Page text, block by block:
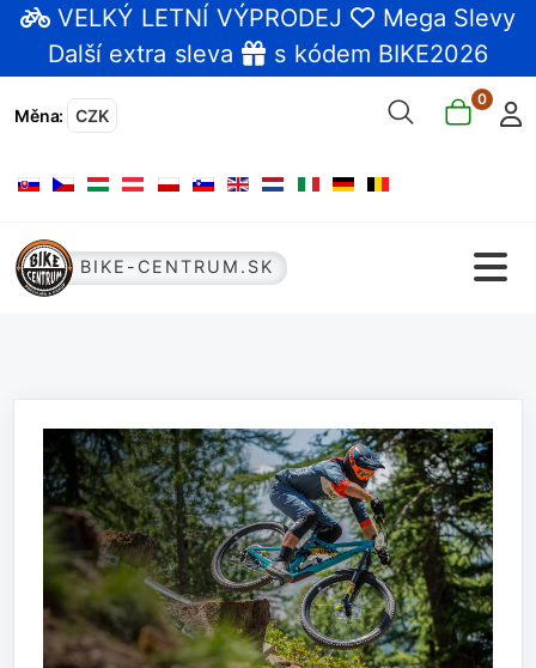
VELKÝ LETNÍ VÝPRODEJ
Mega Slevy
Další extra sleva
s kódem BIKE2026
Měna: CZK
0
Zvolte jazyk
BIKE-CENTRUM.SK